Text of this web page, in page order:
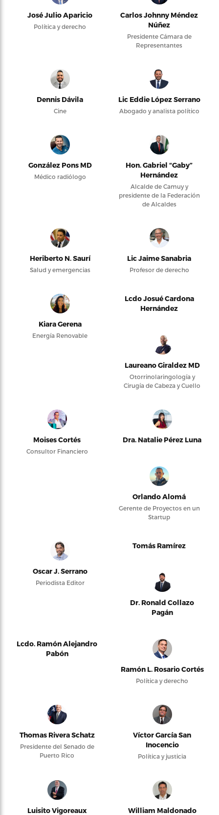
José Julio Aparicio
Política y derecho
Carlos Johnny Méndez
Núñez
Presidente Cámara de
Representantes
Dennis Dávila
Cine
Lic Eddie López Serrano
Abogado y analista político
González Pons MD
Médico radiólogo
Hon. Gabriel “Gaby”
Hernández
Alcalde de Camuy y
presidente de la Federación
de Alcaldes
Heriberto N. Saurí
Salud y emergencias
Lic Jaime Sanabria
Profesor de derecho
Kiara Gerena
Energía Renovable
Lcdo Josué Cardona
Hernández
Laureano Giraldez MD
Otorrinolaringología y
Cirugía de Cabeza y Cuello
Moises Cortés
Consultor Financiero
Dra. Natalie Pérez Luna
Orlando Alomá
Gerente de Proyectos en un
Startup
Oscar J. Serrano
Periodista Editor
Tomás Ramírez
Dr. Ronald Collazo
Pagán
Lcdo. Ramón Alejandro
Pabón
Ramón L. Rosario Cortés
Política y derecho
Thomas Rivera Schatz
Presidente del Senado de
Puerto Rico
Víctor García San
Inocencio
Política y justicia
Luisito Vigoreaux William Maldonado